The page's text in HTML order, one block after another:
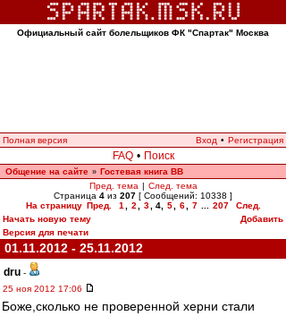
Официальный сайт болельщиков ФК "Спартак" Москва
Полная версия Вход • Регистрация
FAQ • Поиск
Общение на сайте » Гостевая книга ВВ
Пред. тема | След. тема
Страница 4 из 207 [ Сообщений: 10338 ]
На страницу Пред. 1 2 3 4, 5 6 7 207
След.
Начать новую тему
Добавить
Версия для печати
01.11.2012 - 25.11.2012
dru -
25 ноя 2012 17:06
Боже,сколько не проверенной херни стали